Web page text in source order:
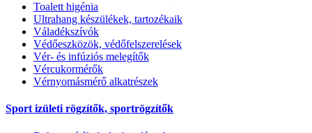
Toalett higénia
Ultrahang készülékek, tartozékaik
Váladékszívók
Védőeszközök, védőfelszerelések
Vér- és infúziós melegítők
Vércukormérők
Vérnyomásmérő alkatrészek
Sport izületi rögzítők, sportrögzítők